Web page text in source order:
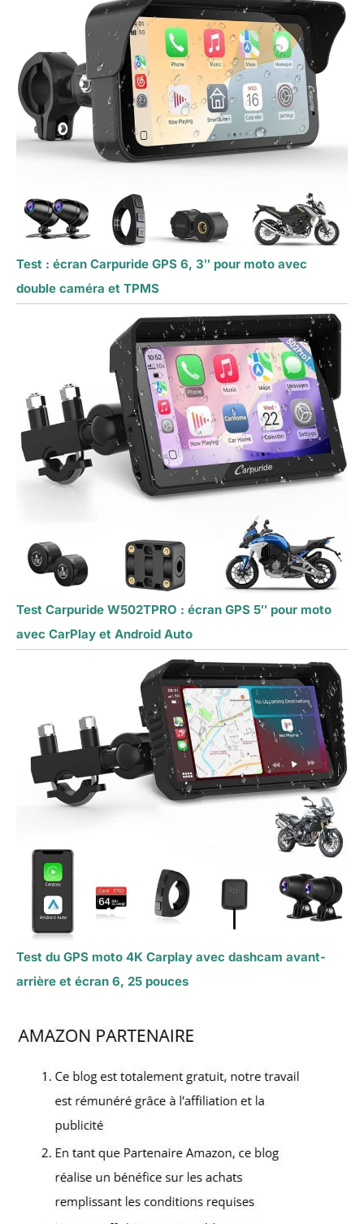
Test : écran Carpuride GPS 6, 3″ pour moto avec
double caméra et TPMS
Test Carpuride W502TPRO : écran GPS 5″ pour moto
avec CarPlay et Android Auto
Test du GPS moto 4K Carplay avec dashcam avant-
arrière et écran 6, 25 pouces